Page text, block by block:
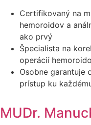
Certifikovaný na
hemoroidov a
ako prvý
Špecialista na
operácií
Osobne garantuje
prístup ku
MUDr.